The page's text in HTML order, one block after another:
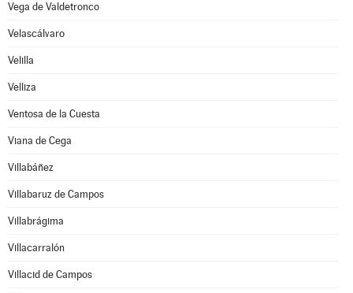
Vega de Valdetronco
Velascálvaro
Velilla
Velliza
Ventosa de la Cuesta
Viana de Cega
Villabáñez
Villabaruz de Campos
Villabrágima
Villacarralón
Villacid de Campos